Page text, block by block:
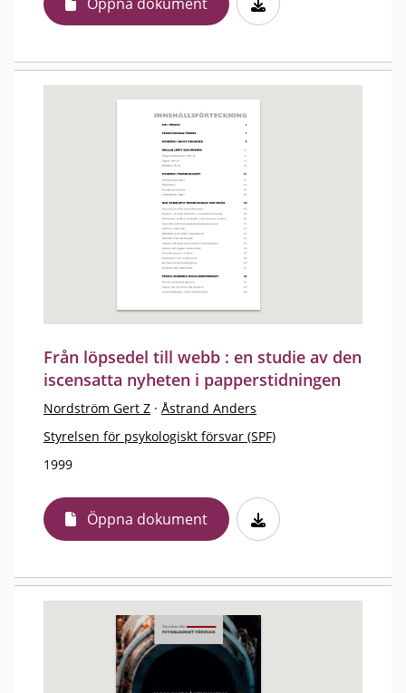
Från löpsedel till webb : en studie av den
iscensatta nyheten i papperstidningen
Nordström Gert Z · Åstrand Anders
Styrelsen för psykologiskt försvar (SPF)
1999
Öppna dokument